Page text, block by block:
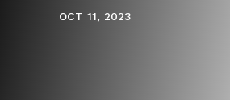
OCT 11, 2023